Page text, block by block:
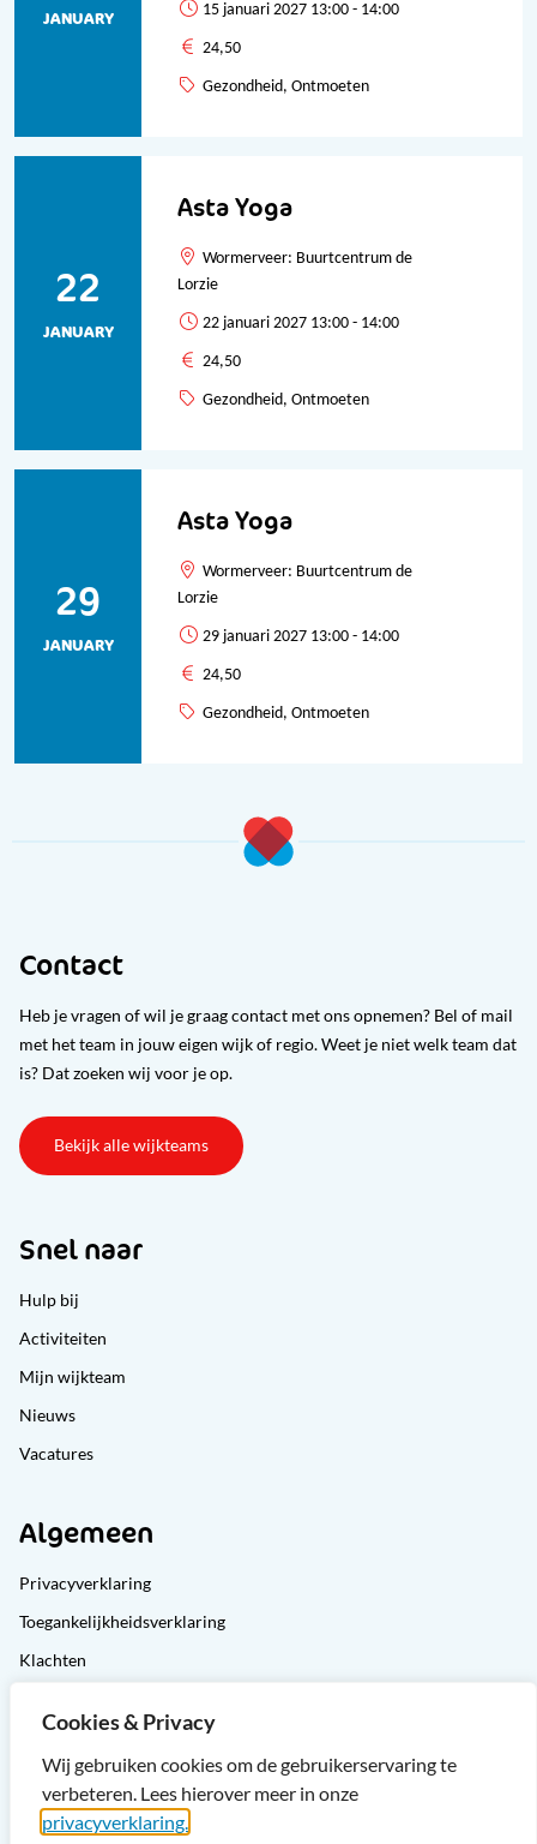
Cookies & Privacy
Wij gebruiken cookies om de gebruikerservaring te
verbeteren. Lees hierover meer in onze
privacyverklaring.
JANUARY 15 januari 2027 13:00 - 14:00
24,50
Gezondheid, Ontmoeten
Asta Yoga
22
JANUARY
Wormerveer: Buurtcentrum de
Lorzie
22 januari 2027 13:00 - 14:00
24,50
Gezondheid, Ontmoeten
Asta Yoga
29
JANUARY
Wormerveer: Buurtcentrum de
Lorzie
29 januari 2027 13:00 - 14:00
24,50
Gezondheid, Ontmoeten
Contact
Heb je vragen of wil je graag contact met ons opnemen? Bel of mail
met het team in jouw eigen wijk of regio. Weet je niet welk team dat
is? Dat zoeken wij voor je op.
Bekijk alle wijkteams
Snel naar
Hulp bij
Activiteiten
Mijn wijkteam
Nieuws
Vacatures
Algemeen
Privacyverklaring
Toegankelijkheidsverklaring
Klachten
Sitemap